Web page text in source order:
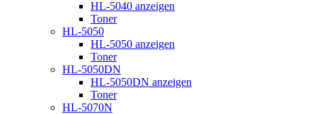
HL-5040 anzeigen
Toner
HL-5050
HL-5050 anzeigen
Toner
HL-5050DN
HL-5050DN anzeigen
Toner
HL-5070N